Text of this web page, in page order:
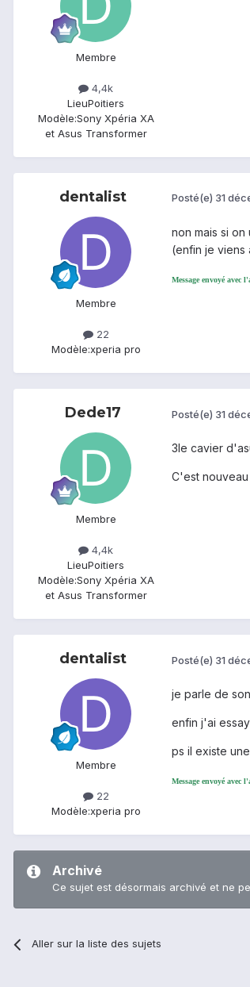
Membre
4,4k
LieuPoitiers
Modèle:Sony Xpéria XA
et Asus Transformer
dentalist
Membre
22
Modèle:xperia pro
Posté(e) 31
non mais si
(enfin je viens
Message envoyé
Dede17
Membre
4,4k
LieuPoitiers
Modèle:Sony Xpéria XA
et Asus Transformer
Posté(e) 31
3le cavier
C'est nouveau
dentalist
Membre
22
Modèle:xperia pro
Posté(e) 31
je parle de
enfin j'ai
ps il existe
Message envoyé
Archivé
Ce sujet est désormais archivé et ne
Aller sur la liste des sujets